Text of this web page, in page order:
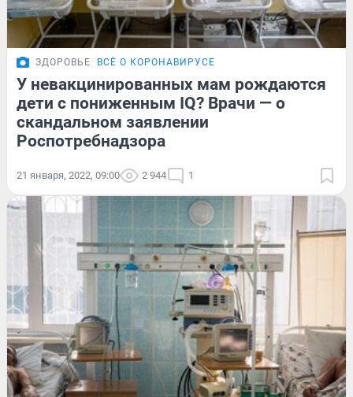
ЗДОРОВЬЕ ВСЁ О КОРОНАВИРУСЕ
У невакцинированных мам рождаются
дети с пониженным IQ? Врачи — о
скандальном заявлении
Роспотребнадзора
21 января, 2022, 09:00 2 944 1